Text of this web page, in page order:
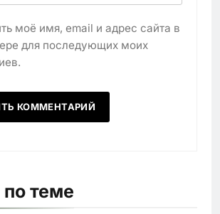
моё имя, email и адрес сайта в
для последующих моих
теме